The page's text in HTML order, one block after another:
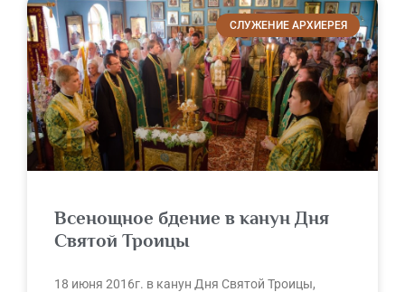
СЛУЖЕНИЕ АРХИЕРЕЯ
Всенощное бдение в канун Дня
Святой Троицы
18 июня 2016г. в канун Дня Святой Троицы,